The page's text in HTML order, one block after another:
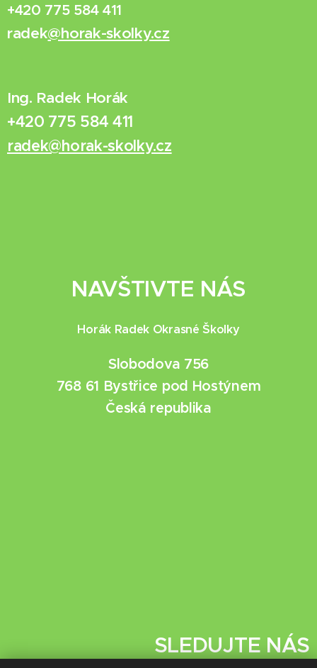
+420 775 584 411
radek@horak-skolky.cz
Ing. Radek Horák
+420 775 584 411
radek@horak-skolky.cz
NAVŠTIVTE NÁS
Horák Radek Okrasné Školky
Slobodova 756
768 61 Bystřice pod Hostýnem
Česká republika
SLEDUJTE NÁS